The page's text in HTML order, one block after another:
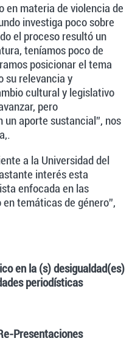
en materia de violencia de
investiga poco sobre
el proceso resultó un
teníamos poco de
posicionar el tema
su relevancia y
cultural y legislativo
pero
aporte sustancial”, nos
a la Universidad del
interés esta
enfocada en las
temáticas de género”,
en la (s) desigualdad(es)
periodísticas
Presentaciones